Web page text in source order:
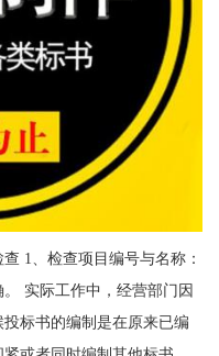
1、检查项目编号与名称：
实际工作中，经营部门因
标书的编制是在原来已编